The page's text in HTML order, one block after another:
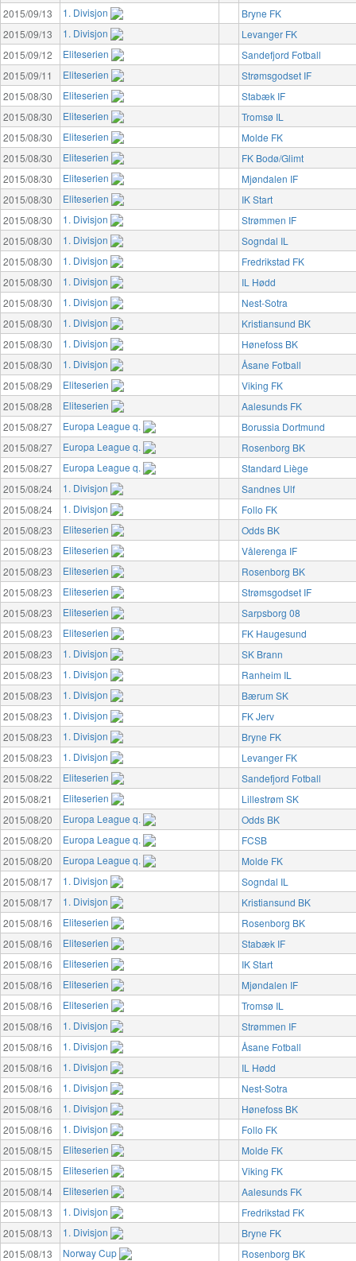
2015/09/13
1. Divisjon
Bryne FK
2015/09/13
1. Divisjon
Levanger FK
2015/09/12
Eliteserien
Sandefjord Fotball
2015/09/11
Eliteserien
Strømsgodset IF
2015/08/30
Eliteserien
Stabæk IF
2015/08/30
Eliteserien
Tromsø IL
2015/08/30
Eliteserien
Molde FK
2015/08/30
Eliteserien
FK Bodø/Glimt
2015/08/30
Eliteserien
Mjøndalen IF
2015/08/30
Eliteserien
IK Start
2015/08/30
1. Divisjon
Strømmen IF
2015/08/30
1. Divisjon
Sogndal IL
2015/08/30
1. Divisjon
Fredrikstad FK
2015/08/30
1. Divisjon
IL Hødd
2015/08/30
1. Divisjon
Nest-Sotra
2015/08/30
1. Divisjon
Kristiansund BK
2015/08/30
1. Divisjon
Hønefoss BK
2015/08/30
1. Divisjon
Åsane Fotball
2015/08/29
Eliteserien
Viking FK
2015/08/28
Eliteserien
Aalesunds FK
2015/08/27
Europa League q.
Borussia Dortmund
2015/08/27
Europa League q.
Rosenborg BK
2015/08/27
Europa League q.
Standard Liège
2015/08/24
1. Divisjon
Sandnes Ulf
2015/08/24
1. Divisjon
Follo FK
2015/08/23
Eliteserien
Odds BK
2015/08/23
Eliteserien
Vålerenga IF
2015/08/23
Eliteserien
Rosenborg BK
2015/08/23
Eliteserien
Strømsgodset IF
2015/08/23
Eliteserien
Sarpsborg 08
2015/08/23
Eliteserien
FK Haugesund
2015/08/23
1. Divisjon
SK Brann
2015/08/23
1. Divisjon
Ranheim IL
2015/08/23
1. Divisjon
Bærum SK
2015/08/23
1. Divisjon
FK Jerv
2015/08/23
1. Divisjon
Bryne FK
2015/08/23
1. Divisjon
Levanger FK
2015/08/22
Eliteserien
Sandefjord Fotball
2015/08/21
Eliteserien
Lillestrøm SK
2015/08/20
Europa League q.
Odds BK
2015/08/20
Europa League q.
FCSB
2015/08/20
Europa League q.
Molde FK
2015/08/17
1. Divisjon
Sogndal IL
2015/08/17
1. Divisjon
Kristiansund BK
2015/08/16
Eliteserien
Rosenborg BK
2015/08/16
Eliteserien
Stabæk IF
2015/08/16
Eliteserien
IK Start
2015/08/16
Eliteserien
Mjøndalen IF
2015/08/16
Eliteserien
Tromsø IL
2015/08/16
1. Divisjon
Strømmen IF
2015/08/16
1. Divisjon
Åsane Fotball
2015/08/16
1. Divisjon
IL Hødd
2015/08/16
1. Divisjon
Nest-Sotra
2015/08/16
1. Divisjon
Hønefoss BK
2015/08/16
1. Divisjon
Follo FK
2015/08/15
Eliteserien
Molde FK
2015/08/15
Eliteserien
Viking FK
2015/08/14
Eliteserien
Aalesunds FK
2015/08/13
1. Divisjon
Fredrikstad FK
2015/08/13
1. Divisjon
Bryne FK
2015/08/13
Norway Cup
Rosenborg BK